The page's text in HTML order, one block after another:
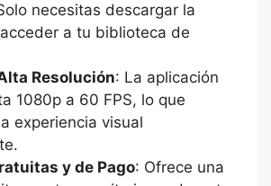
necesitas descargar la
a tu biblioteca de
Resolución: La aplicación
1080p a 60 FPS, lo que
experiencia visual
y de Pago: Ofrece una